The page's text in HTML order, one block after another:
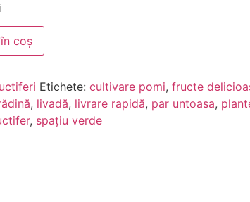
coș
Etichete: cultivare pomi, fructe
, livadă, livrare rapidă, par untoasa,
, spațiu verde